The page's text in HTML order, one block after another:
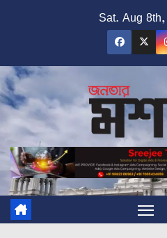
Sat. Aug